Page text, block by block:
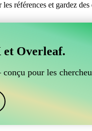
références et gardez
Overleaf?
»
pourrait être parfait ! Il
Si vous cherchez un
Overleaf.
pour les